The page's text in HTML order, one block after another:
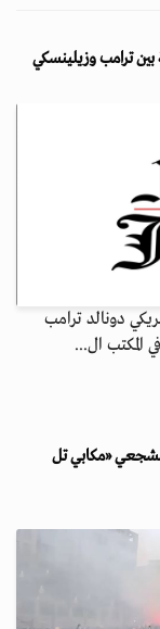
بين ترامب وزيلينسكي
دونالد ترامب
المكتب ال...
ضد مشجعي «مكابي تل